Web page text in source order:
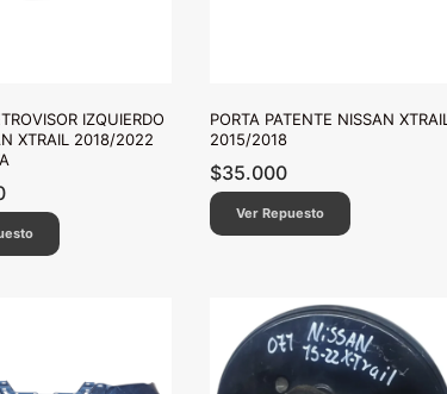
IZQUIERDO
XTRAIL 2018/2022
PORTA PATENTE NISSAN XTRAIL
2015/2018
$35.000
Ver Repuesto